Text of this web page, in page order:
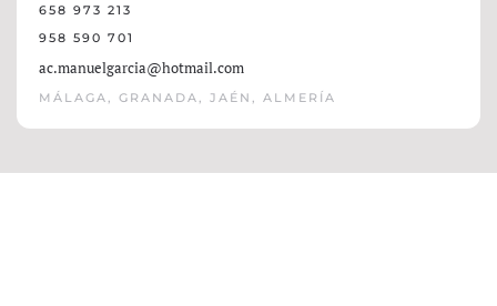
658 973 213
958 590 701
ac.manuelgarcia@hotmail.com
MÁLAGA, GRANADA, JAÉN, ALMERÍA